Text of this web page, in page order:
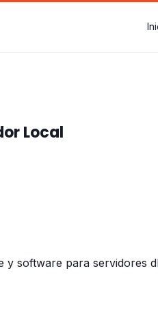
Local
y software para servidores